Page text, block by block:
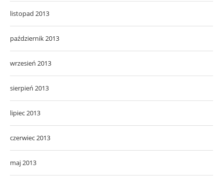
listopad 2013
październik 2013
wrzesień 2013
sierpień 2013
lipiec 2013
czerwiec 2013
maj 2013